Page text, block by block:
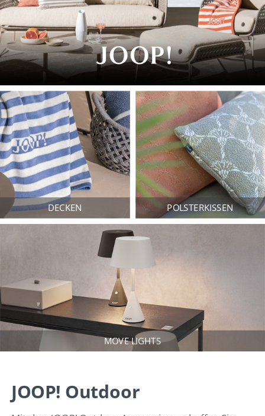
POLSTERKISSEN
DECKEN
MOVE LIGHTS
JOOP! Outdoor